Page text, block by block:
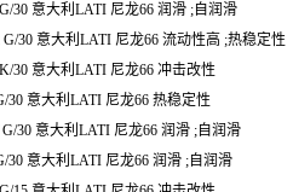
30 意大利LATI 尼龙66 润滑 ;自润滑
G/30 意大利LATI 尼龙66 流动性高 ;热稳定性
K/30 意大利LATI 尼龙66 冲击改性
30 意大利LATI 尼龙66 热稳定性
G/30 意大利LATI 尼龙66 润滑 ;自润滑
30 意大利LATI 尼龙66 润滑 ;自润滑